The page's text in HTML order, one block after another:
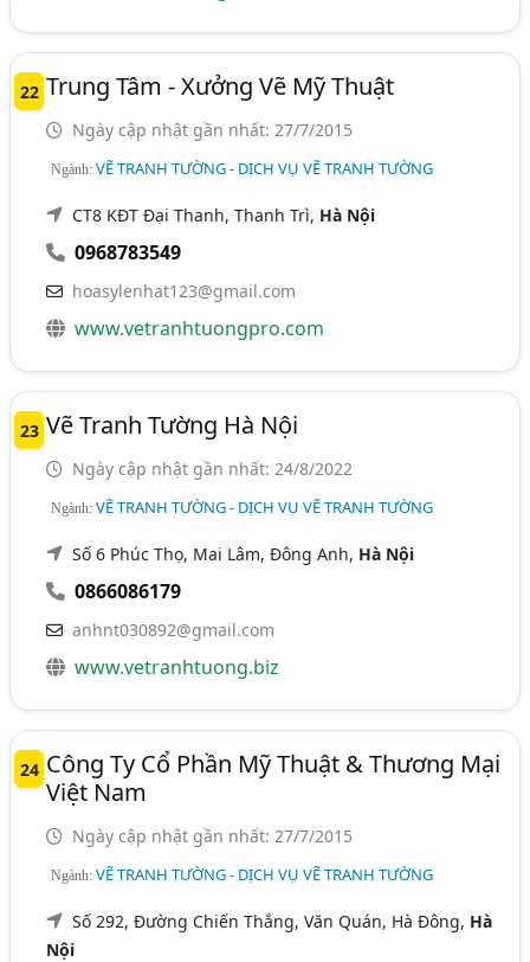
22 Trung Tâm - Xưởng Vẽ Mỹ Thuật
Ngày cập nhật gần nhất: 27/7/2015
Ngành:VẼ TRANH TƯỜNG - DỊCH VỤ VẼ TRANH TƯỜNG
CT8 KĐT Đại Thanh, Thanh Trì, Hà Nội
0968783549
hoasylenhat123@gmail.com
www.vetranhtuongpro.com
23 Vẽ Tranh Tường Hà Nội
Ngày cập nhật gần nhất: 24/8/2022
Ngành:VẼ TRANH TƯỜNG - DỊCH VỤ VẼ TRANH TƯỜNG
Số 6 Phúc Thọ, Mai Lâm, Đông Anh, Hà Nội
0866086179
anhnt030892@gmail.com
www.vetranhtuong.biz
24 Công Ty Cổ Phần Mỹ Thuật & Thương Mại
Việt Nam
Ngày cập nhật gần nhất: 27/7/2015
Ngành:VẼ TRANH TƯỜNG - DỊCH VỤ VẼ TRANH TƯỜNG
Số 292, Đường Chiến Thắng, Văn Quán, Hà Đông, Hà
Nội